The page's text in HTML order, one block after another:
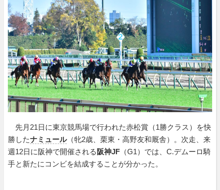
先月21日に東京競馬場で行われた赤松賞（1勝クラス）を快
勝したナミュール（牝2歳、栗東・高野友和厩舎）。次走、来
週12日に阪神で開催される 阪神JF （G1）では、C.デムーロ騎
手と新たにコンビを結成することが分かった。